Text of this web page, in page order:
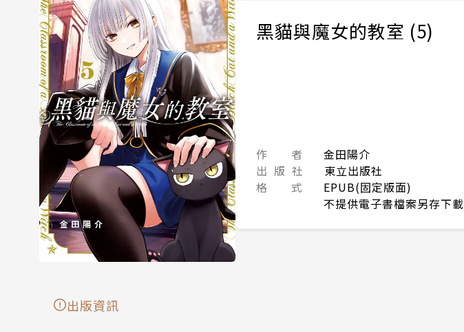
黑貓與魔女的教室 (5)
作 者
金田陽介
出 版 社
東立出版社
格 式
EPUB(固定版面)
不提供電子書檔案另存下載
出版資訊